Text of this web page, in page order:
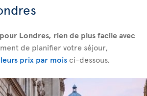
Londres, rien de plus facile avec
de planifier votre séjour,
prix par mois ci-dessous.